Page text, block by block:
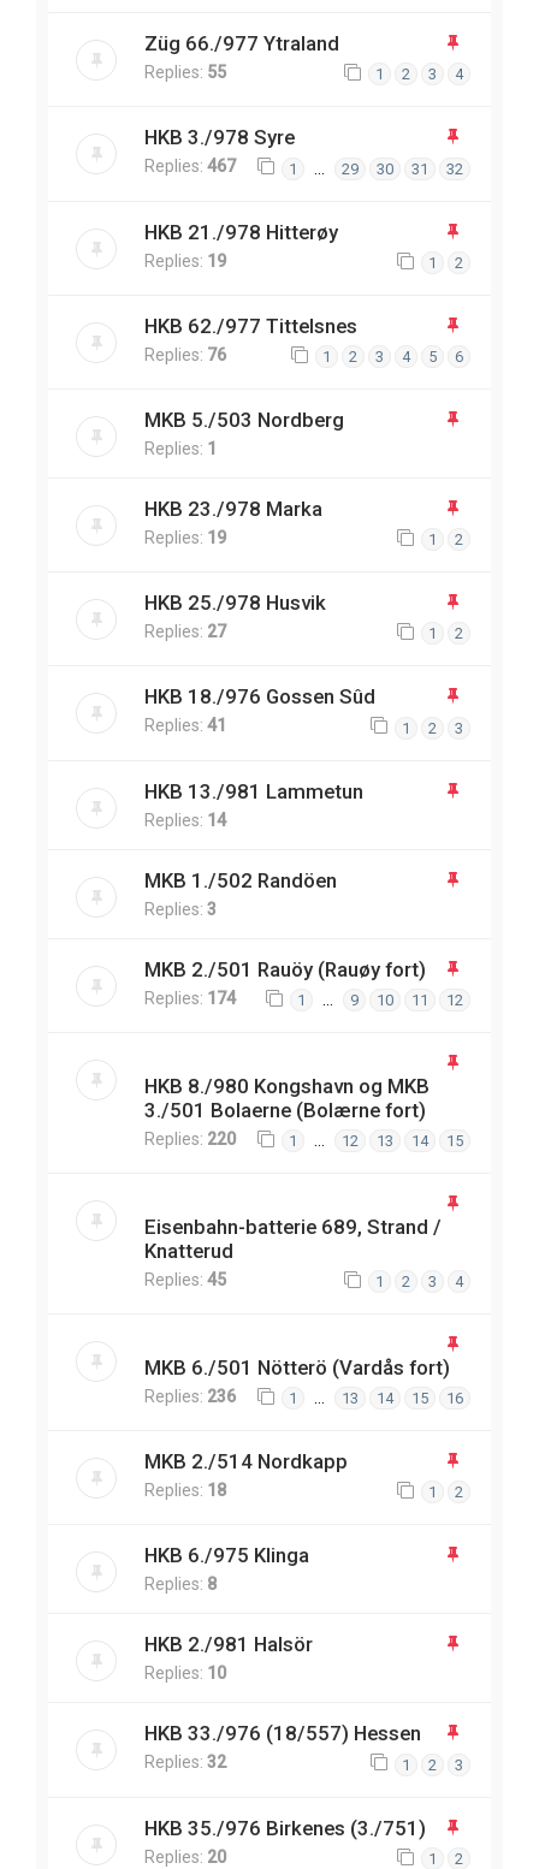
Züg 66./977 Ytraland
Replies: 55 1 2 3 4
HKB 3./978 Syre
Replies: 467 1 29 30 31 32
HKB 21./978 Hitterøy
Replies: 19 1 2
HKB 62./977 Tittelsnes
Replies: 76 1 2 3 4 5 6
MKB 5./503 Nordberg
Replies: 1
HKB 23./978 Marka
Replies: 19 1 2
HKB 25./978 Husvik
Replies: 27 1 2
HKB 18./976 Gossen Sûd
Replies: 41 1 2 3
HKB 13./981 Lammetun
Replies: 14
MKB 1./502 Randöen
Replies: 3
MKB 2./501 Rauöy (Rauøy fort)
Replies: 174 1 9 10 11 12
HKB 8./980 Kongshavn og MKB
3./501 Bolaerne (Bolærne fort)
Replies: 220 1 12 13 14 15
Eisenbahn-batterie 689, Strand /
Knatterud
Replies: 45 1 2 3 4
MKB 6./501 Nötterö (Vardås fort)
Replies: 236 1 … 13 14 15 16
MKB 2./514 Nordkapp
Replies: 18 1 2
HKB 6./975 Klinga
Replies: 8
HKB 2./981 Halsör
Replies: 10
HKB 33./976 (18/557) Hessen
Replies: 32 1 2 3
HKB 35./976 Birkenes (3./751)
Replies: 20 1 2